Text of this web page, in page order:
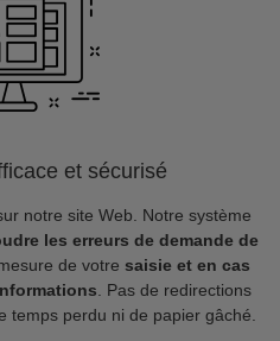
et sécurisé
notre site Web. Notre système
les erreurs de demande de
de votre saisie et en cas
. Pas de redirections
temps perdu ni de papier gâché.